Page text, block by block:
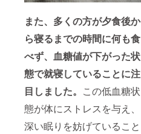
また、多くの方が夕食後か
ら寝るまでの時間に何も食
べず、血糖値が下がった状
態で就寝していることに注
目しました。 この低血糖状
態が体にストレスを与え、
深い眠りを妨げていること